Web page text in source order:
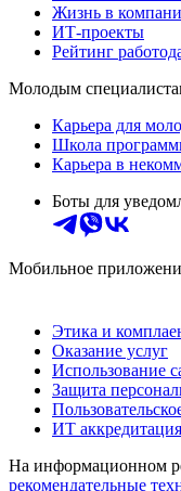
Жизнь в
ИТ-проекты
Рейтинг
Молодым
Карьера для
Школа
Карьера в
Боты для
Мобильное
Этика и
Оказание услуг
Использование
Защита
ИТ аккредитация
На информационном
рекомендательные